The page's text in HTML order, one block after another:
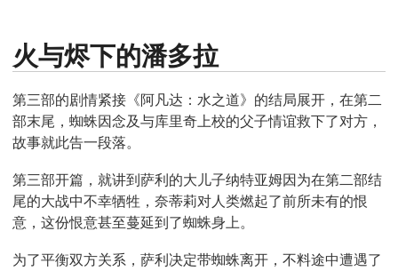
火与烬下的潘多拉
第三部的剧情紧接《阿凡达：水之道》的结局展开，在第二
部末尾，蜘蛛因念及与库里奇上校的父子情谊救下了对方，
故事就此告一段落。
第三部开篇，就讲到萨利的大儿子纳特亚姆因为在第二部结
尾的大战中不幸牺牲，奈蒂莉对人类燃起了前所未有的恨
意，这份恨意甚至蔓延到了蜘蛛身上。
为了平衡双方关系，萨利决定带蜘蛛离开，不料途中遭遇了